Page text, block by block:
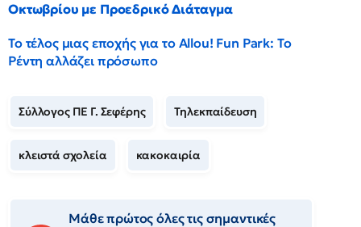
Οκτωβρίου με Προεδρικό Διάταγμα
Το τέλος μιας εποχής για το Allou! Fun Park: Το
Ρέντη αλλάζει πρόσωπο
Σύλλογος ΠΕ Γ. Σεφέρης Τηλεκπαίδευση
κλειστά σχολεία κακοκαιρία
Μάθε πρώτος όλες τις σημαντικές